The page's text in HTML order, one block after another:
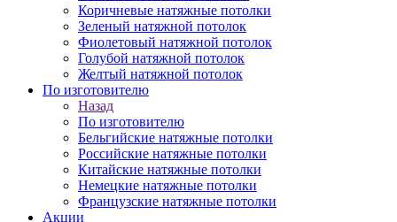
Коричневые натяжные потолки
Зеленый натяжной потолок
Фиолетовый натяжной потолок
Голубой натяжной потолок
Желтый натяжной потолок
По изготовителю
Назад
По изготовителю
Бельгийские натяжные потолки
Российские натяжные потолки
Китайские натяжные потолки
Немецкие натяжные потолки
Французские натяжные потолки
Акции